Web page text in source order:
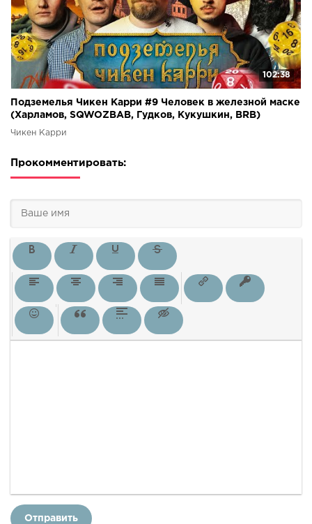
102:38
Подземелья Чикен Карри #9 Человек в железной маске
(Харламов, SQWOZBAB, Гудков, Кукушкин, BRB)
Чикен Карри
Прокомментировать:
Отправить